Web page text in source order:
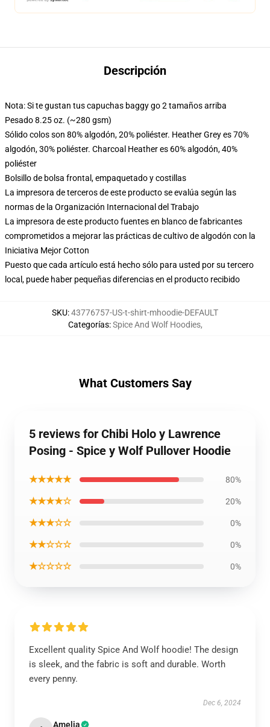
Descripción
Nota: Si te gustan tus capuchas baggy go 2 tamaños arriba
Pesado 8.25 oz. (~280 gsm)
Sólido colos son 80% algodón, 20% poliéster. Heather Grey es 70%
algodón, 30% poliéster. Charcoal Heather es 60% algodón, 40%
poliéster
Bolsillo de bolsa frontal, empaquetado y costillas
La impresora de terceros de este producto se evalúa según las
normas de la Organización Internacional del Trabajo
La impresora de este producto fuentes en blanco de fabricantes
comprometidos a mejorar las prácticas de cultivo de algodón con la
Iniciativa Mejor Cotton
Puesto que cada artículo está hecho sólo para usted por su tercero
local, puede haber pequeñas diferencias en el producto recibido
SKU:43776757-US-t-shirt-mhoodie-DEFAULT
Categorías:Spice And Wolf Hoodies,
What Customers Say
5 reviews for Chibi Holo y Lawrence
Posing - Spice y Wolf Pullover Hoodie
★★★★★ 80%
★★★★☆ 20%
★★★☆☆ 0%
★★☆☆☆ 0%
★☆☆☆☆ 0%
Excellent quality Spice And Wolf hoodie! The design
is sleek, and the fabric is soft and durable. Worth
every penny.
Dec 6, 2024
Amelia